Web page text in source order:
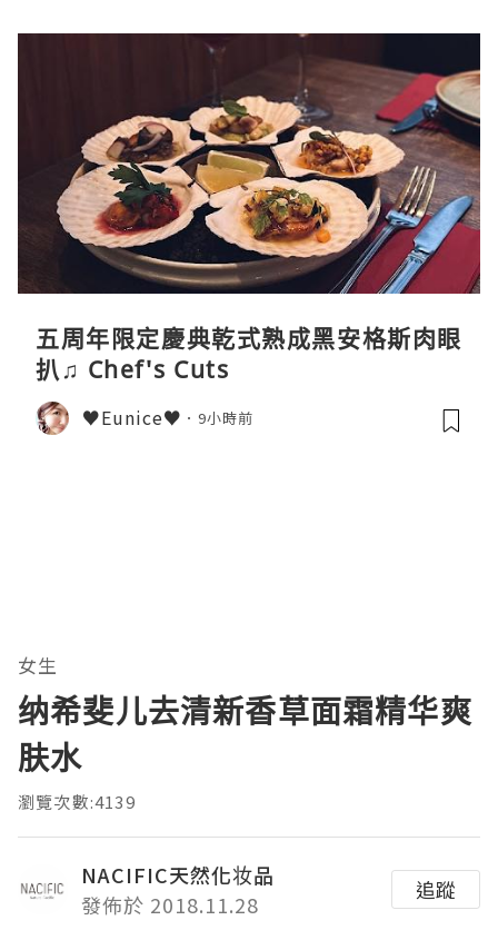
五周年限定慶典乾式熟成黑安格斯肉眼
扒♫ Chef's Cuts
♥Eunice♥ 9小時前
女生
纳希斐儿去清新香草面霜精华爽
肤水
瀏覽次數:4139
NACIFIC天然化妆品
發佈於 2018.11.28
追蹤